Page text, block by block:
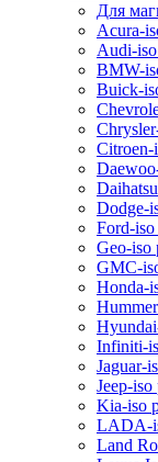
Для
Acura-
Audi-
BMW-
Buick-
Citroen-
Dodge-
Ford-iso
Geo-iso
GMC-
Honda-
Infiniti-
Jaguar-
Jeep-iso
Kia-iso
LADA-
Land